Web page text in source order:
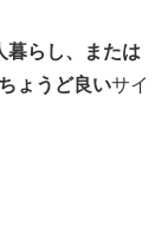
暮らし、または
ょうど良いサイ